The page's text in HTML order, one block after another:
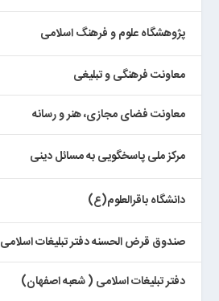
پژوهشگاه علوم و فرهنگ اسلامی
معاونت فرهنگی و تبلیغی
معاونت فضای مجازی، هنر و رسانه
مرکز ملی پاسخگویی به مسائل دینی
دانشگاه باقرالعلوم(ع)
صندوق قرض الحسنه دفتر تبلیغات اسلامی
دفتر تبلیغات اسلامی ( شعبه اصفهان)